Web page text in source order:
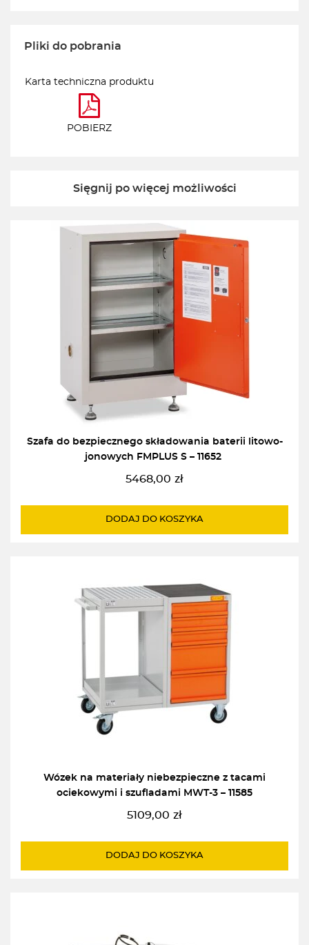
Pliki do pobrania
Karta techniczna produktu
POBIERZ
Sięgnij po więcej możliwości
Szafa do bezpiecznego składowania baterii litowo-
jonowych FMPLUS S – 11652
5468,00 zł
DODAJ DO KOSZYKA
Wózek na materiały niebezpieczne z tacami
ociekowymi i szufladami MWT-3 – 11585
5109,00 zł
DODAJ DO KOSZYKA